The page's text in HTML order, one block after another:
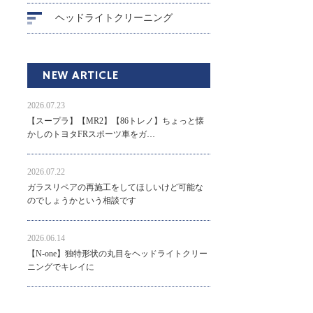
ヘッドライトクリーニング
NEW ARTICLE
2026.07.23
【スープラ】【MR2】【86トレノ】ちょっと懐
かしのトヨタFRスポーツ車をガ…
2026.07.22
ガラスリペアの再施工をしてほしいけど可能な
のでしょうかという相談です
2026.06.14
【N-one】独特形状の丸目をヘッドライトクリー
ニングでキレイに